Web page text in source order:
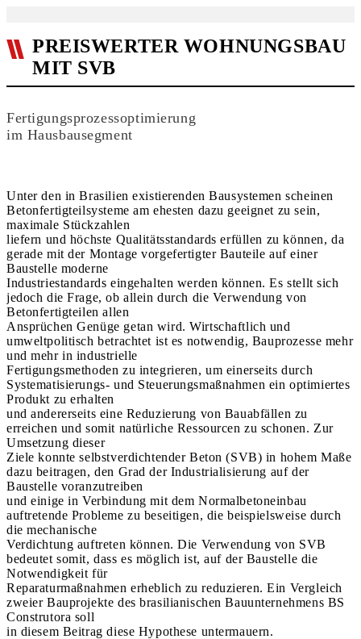
PREISWERTER WOHNUNGSBAU
MIT SVB
Fertigungsprozessoptimierung
im Hausbausegment
Unter den in Brasilien existierenden Bausystemen scheinen
Betonfertigteilsysteme am ehesten dazu geeignet zu sein,
maximale Stückzahlen
liefern und höchste Qualitätsstandards erfüllen zu können, da
gerade mit der Montage vorgefertigter Bauteile auf einer
Baustelle moderne
Industriestandards eingehalten werden können. Es stellt sich
jedoch die Frage, ob allein durch die Verwendung von
Betonfertigteilen allen
Ansprüchen Genüge getan wird. Wirtschaftlich und
umweltpolitisch betrachtet ist es notwendig, Bauprozesse mehr
und mehr in industrielle
Fertigungsmethoden zu integrieren, um einerseits durch
Systematisierungs- und Steuerungsmaßnahmen ein optimiertes
Produkt zu erhalten
und andererseits eine Reduzierung von Bauabfällen zu
erreichen und somit natürliche Ressourcen zu schonen. Zur
Umsetzung dieser
Ziele konnte selbstverdichtender Beton (SVB) in hohem Maße
dazu beitragen, den Grad der Industrialisierung auf der
Baustelle voranzutreiben
und einige in Verbindung mit dem Normalbetoneinbau
auftretende Probleme zu beseitigen, die beispielsweise durch
die mechanische
Verdichtung auftreten können. Die Verwendung von SVB
bedeutet somit, dass es möglich ist, auf der Baustelle die
Notwendigkeit für
Reparaturmaßnahmen erheblich zu reduzieren. Ein Vergleich
zweier Bauprojekte des brasilianischen Bauunternehmens BS
Construtora soll
in diesem Beitrag diese Hypothese untermauern.